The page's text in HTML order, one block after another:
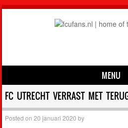
MENU
Skip to content
FC UTRECHT VERRAST MET
Posted on20 januari 2020 by